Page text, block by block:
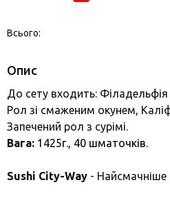
Всього:
Опис
До сету входить:
Рол зі смаженим окунем,
Запечений рол з сурімі.
Вага: 1425г., 40 шматочків.
Sushi City-Way -